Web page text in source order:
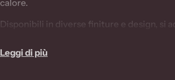
z
i
calore.
Disponibili in diverse finiture e design, si
per il rivestimento e l'isolamento dei
Leggi di più